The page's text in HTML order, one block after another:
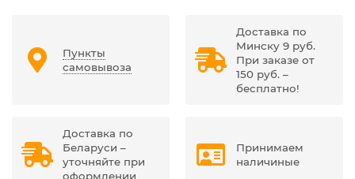
Пункты
самовывоза
Доставка по
Минску 9 руб.
При заказе от
150 руб. –
бесплатно!
Доставка по
Беларуси –
уточняйте при
оформлении
Принимаем
наличиные